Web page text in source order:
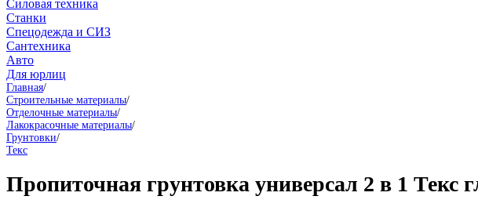
Силовая техника
Станки
Спецодежда и СИЗ
Сантехника
Авто
Для юрлиц
Главная/
Строительные материалы/
Отделочные материалы/
Лакокрасочные материалы/
Грунтовки/
Текс
Пропиточная грунтовка универсал 2 в 1 Текс